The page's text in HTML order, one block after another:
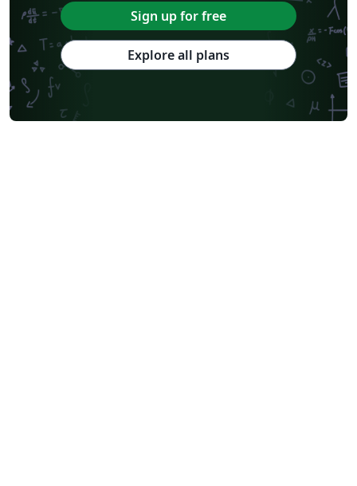
Sign up for free
Explore all plans